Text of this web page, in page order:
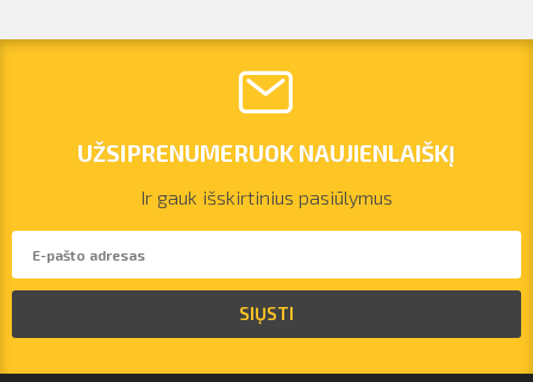
vilnius@arsenalrent.com
UŽSIPRENUMERUOK NAUJIENLAIŠKĮ
Ir gauk išskirtinius pasiūlymus
SIŲSTI